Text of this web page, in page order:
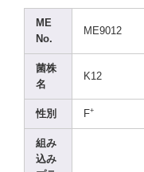
ME
No.
ME9012
菌株
名
K12
性別 F+
組み
込み